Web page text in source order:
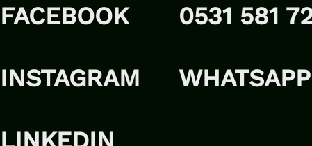
FACEBOOK
INSTAGRAM
0531 581
WHATSAPP